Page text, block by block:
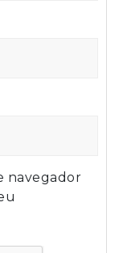
navegador